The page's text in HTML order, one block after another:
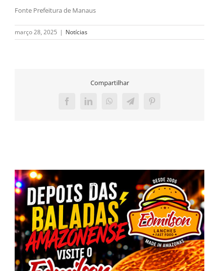
Fonte Prefeitura de Manaus
março 28, 2025 | Notícias
Compartilhar
FacebookLinkedInWhatsAppTelegramPinterest